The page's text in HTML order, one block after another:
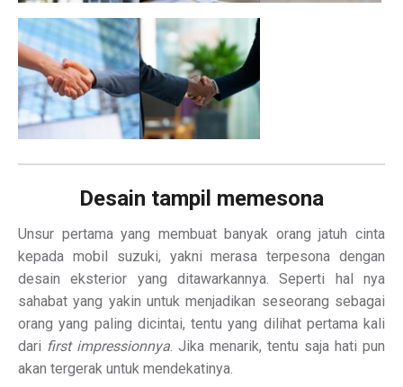
Desain tampil memesona
Unsur pertama yang membuat banyak orang jatuh cinta
kepada mobil suzuki, yakni merasa terpesona dengan
desain eksterior yang ditawarkannya. Seperti hal nya
sahabat yang yakin untuk menjadikan seseorang sebagai
orang yang paling dicintai, tentu yang dilihat pertama kali
dari first impressionnya . Jika menarik, tentu saja hati pun
akan tergerak untuk mendekatinya.